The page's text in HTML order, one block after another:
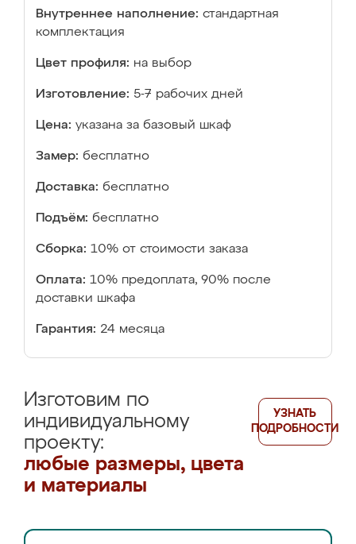
Внутреннее наполнение: стандартная
комплектация
Цвет профиля: на выбор
Изготовление: 5-7 рабочих дней
Цена: указана за базовый шкаф
Замер: бесплатно
Доставка: бесплатно
Подъём: бесплатно
Сборка: 10% от стоимости заказа
Оплата: 10% предоплата, 90% после
доставки шкафа
Гарантия: 24 месяца
Изготовим по
индивидуальному
проекту:
любые размеры, цвета
и материалы
УЗНАТЬ
ПОДРОБНОСТИ